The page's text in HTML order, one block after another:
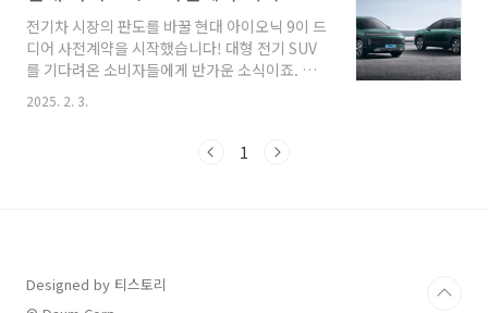
전기차 시장의 판도를 바꿀 현대 아이오닉 9이 드
디어 사전계약을 시작했습니다! 대형 전기 SUV
를 기다려온 소비자들에게 반가운 소식이죠. 아
이오닉 브랜드의 플래그십 모델로 등장한 이 차
는 디자인, 주행거리, 편의 사양 등 모든 면에서
이오닉 9, 어떤 차인가?아이오닉 9은 현대 E-
있습니다.✔ 차량 크기:구분전장(mm)전폭
(mm)전고(mm)축간 거리(mm)아이오닉
2025. 2. 3.
1
Designed by 티스토리